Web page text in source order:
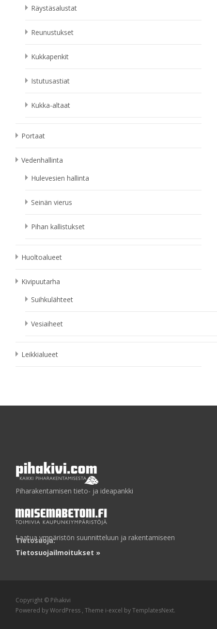
Räystäsalustat
Reunustukset
Kukkapenkit
Istutusastiat
Kukka-altaat
Portaat
Vedenhallinta
Hulevesien hallinta
Seinän vierus
Pihan kallistukset
Huoltoalueet
Kivipuutarha
Suihkulähteet
Vesiaiheet
Leikkialueet
Piharakentamisen tieto- ja ideapankki
Laatua ympäristön suunnitteluun ja rakentamiseen
Tietosuoja:
Tietosuojailmoitukset »
Copyright © Pihakivi
Powered by WordPress , Theme i-excel by TemplatesNext.